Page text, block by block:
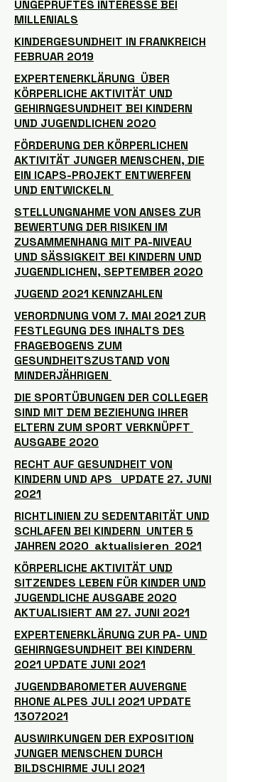
UNGEPRÜFTES INTERESSE BEI
MILLENIALS
KINDERGESUNDHEIT IN FRANKREICH
FEBRUAR 2019
EXPERTENERKLÄRUNG ÜBER
KÖRPERLICHE AKTIVITÄT UND
GEHIRNGESUNDHEIT BEI KINDERN
UND JUGENDLICHEN 2020
FÖRDERUNG DER KÖRPERLICHEN
AKTIVITÄT JUNGER MENSCHEN, DIE
EIN ICAPS-PROJEKT ENTWERFEN
UND ENTWICKELN
STELLUNGNAHME VON ANSES ZUR
BEWERTUNG DER RISIKEN IM
ZUSAMMENHANG MIT PA-NIVEAU
UND SÄSSIGKEIT BEI KINDERN UND
JUGENDLICHEN, SEPTEMBER 2020
JUGEND 2021 KENNZAHLEN
VERORDNUNG VOM 7. MAI 2021 ZUR
FESTLEGUNG DES INHALTS DES
FRAGEBOGENS ZUM
GESUNDHEITSZUSTAND VON
MINDERJÄHRIGEN
DIE SPORTÜBUNGEN DER COLLEGER
SIND MIT DEM BEZIEHUNG IHRER
ELTERN ZUM SPORT VERKNÜPFT
AUSGABE 2020
RECHT AUF GESUNDHEIT VON
KINDERN UND APS UPDATE 27. JUNI
2021
RICHTLINIEN ZU SEDENTARITÄT UND
SCHLAFEN BEI KINDERN UNTER 5
JAHREN 2020 aktualisieren 2021
KÖRPERLICHE AKTIVITÄT UND
SITZENDES LEBEN FÜR KINDER UND
JUGENDLICHE AUSGABE 2020
AKTUALISIERT AM 27. JUNI 2021
EXPERTENERKLÄRUNG ZUR PA- UND
GEHIRNGESUNDHEIT BEI KINDERN
2021 UPDATE JUNI 2021
JUGENDBAROMETER AUVERGNE
RHONE ALPES JULI 2021 UPDATE
13072021
AUSWIRKUNGEN DER EXPOSITION
JUNGER MENSCHEN DURCH
BILDSCHIRME JULI 2021